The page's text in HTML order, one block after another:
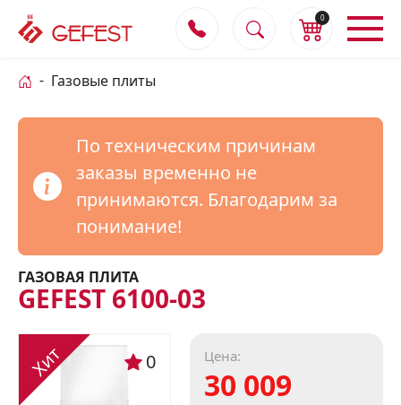
0
Газовые плиты
По техническим причинам
заказы временно не
принимаются. Благодарим за
понимание!
ГАЗОВАЯ ПЛИТА
GEFEST 6100-03
Хит 0 Цена:
30 009